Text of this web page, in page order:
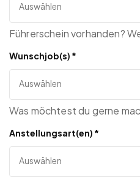
Führerschein vorhanden?
Wunschjob(s) *
Was möchtest du gerne
Anstellungsart(en) *